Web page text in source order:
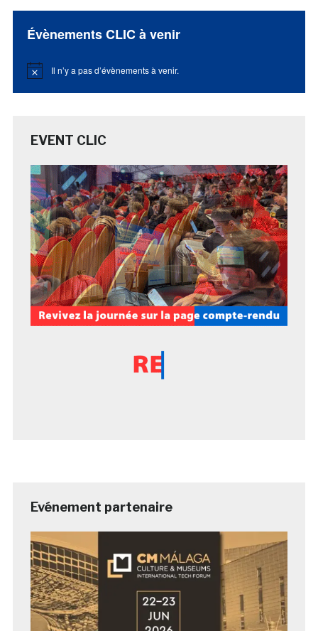
Évènements CLIC à venir
Notice Il n’y a pas d’évènements à venir.
EVENT CLIC
Evénement partenaire